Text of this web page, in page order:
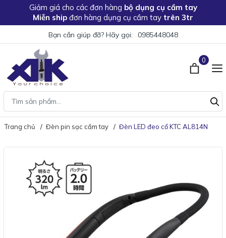
Giảm giá cho các đơn hàng bộ dụng cụ cầm tay
Miễn ship đơn hàng dụng cụ cầm tay trên 3tr
Bạn cần giúp đỡ? Hãy gọi: 0985448048
0
Trang chủ Đèn pin sạc cầm tay Đèn LED đeo cổ KTC AL814N